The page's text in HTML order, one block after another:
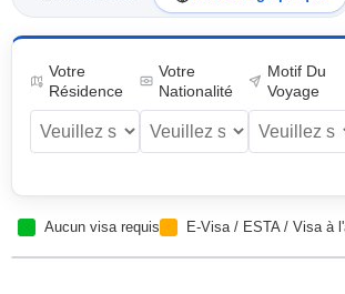
Votre
Résidence
Votre
Nationalité
Motif Du
Voyage
Aucun visa requis E-Visa / ESTA / Visa à